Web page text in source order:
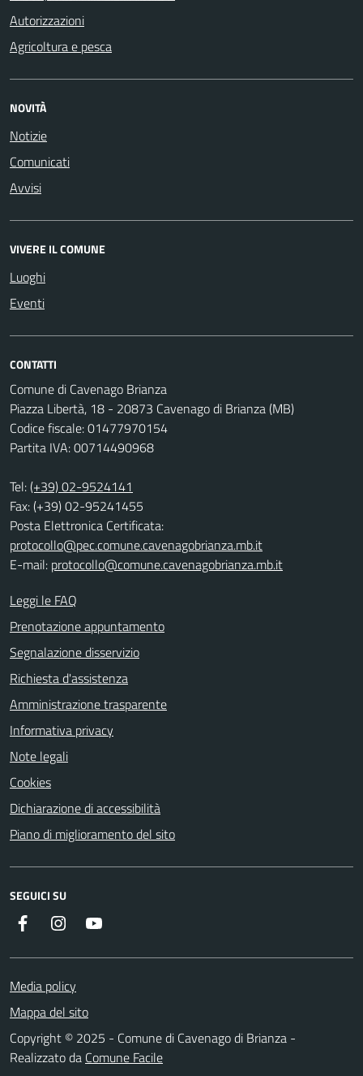
Autorizzazioni
Agricoltura e pesca
NOVITÀ
Notizie
Comunicati
Avvisi
VIVERE IL COMUNE
Luoghi
Eventi
CONTATTI
Comune di Cavenago Brianza
Piazza Libertà, 18 - 20873 Cavenago di Brianza (MB)
Codice fiscale: 01477970154
Partita IVA: 00714490968
Tel:(+39) 02-9524141
Fax: (+39) 02-95241455
Posta Elettronica Certificata:
protocollo@pec.comune.cavenagobrianza.mb.it
E-mail: protocollo@comune.cavenagobrianza.mb.it
Leggi le FAQ
Prenotazione appuntamento
Segnalazione disservizio
Richiesta d'assistenza
Amministrazione trasparente
Informativa privacy
Note legali
Cookies
Dichiarazione di accessibilità
Piano di miglioramento del sito
SEGUICI SU
Facebook Instagram
Media policy
Mappa del sito
Copyright © 2025 - Comune di Cavenago di Brianza -
Realizzato da Comune Facile